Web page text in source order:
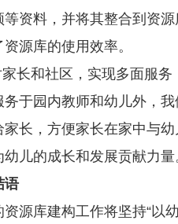
等资料，并将其整合到资
源库的使用效率。
长和社区，实现多面服务
务于园内教师和幼儿外，
家长，方便家长在家中与
幼儿的成长和发展贡献力量
语
资源库建构工作将坚持“以